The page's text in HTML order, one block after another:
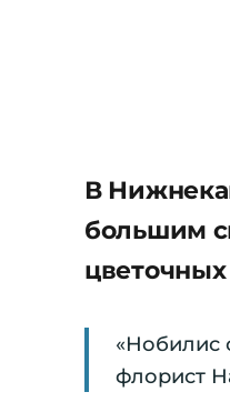
В
большим
«Нобилис
флорист